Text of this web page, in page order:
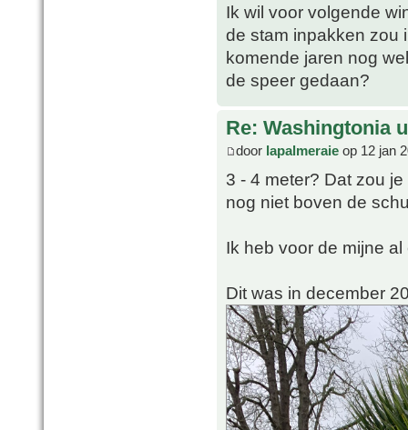
Ik wil voor volgende
de stam inpakken zou
komende jaren nog
de speer gedaan?
Re: Washingtonia
door lapalmeraie op 12 jan
3 - 4 meter? Dat zou
nog niet boven de
Ik heb voor de mijne
Dit was in december